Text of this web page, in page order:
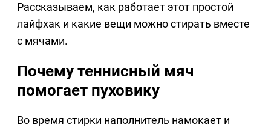
Рассказываем, как работает этот простой
лайфхак и какие вещи можно стирать вместе
с мячами.
Почему теннисный мяч
помогает пуховику
Во время стирки наполнитель намокает и